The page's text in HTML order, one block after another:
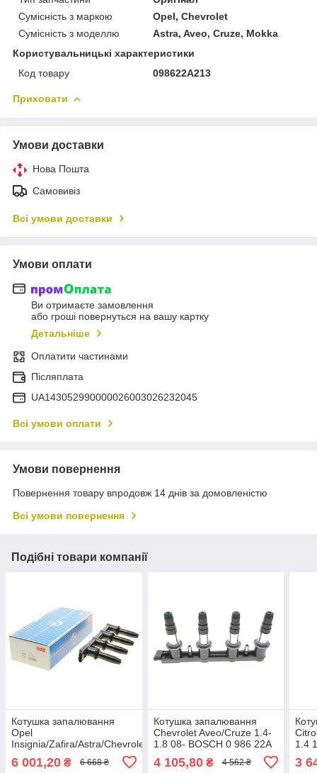
Сумісність з маркою
Opel, Chevrolet
Сумісність з моделлю
Astra, Aveo, Cruze, Mokka
Користувальницькі характеристики
Код товару
098622A213
Приховати
Умови доставки
Нова Пошта
Самовивіз
Всі умови доставки
Умови оплати
Ви отримаєте замовлення
або гроші повернуться на вашу картку
Детальніше
Оплатити частинами
Післяплата
UA143052990000026003026232045
Всі умови оплати
Умови повернення
Повернення товару впродовж 14 днів за домовленістю
Всі умови повернення
Подібні товари компанії
Котушка запалювання
Opel
Insignia/Zafira/Astra/Chevrolet
Aveo 1.6-1.8 08- (HÜCO)
HITACHI 134016 UA61
6 001,20 ₴ 6 668 ₴
Котушка запалювання
Chevrolet Aveo/Cruze 1.4-
1.8 08- BOSCH 0 986 22A
4 105,80₴ 4 562 ₴
1.4
3